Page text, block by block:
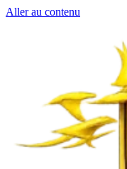
Aller au contenu